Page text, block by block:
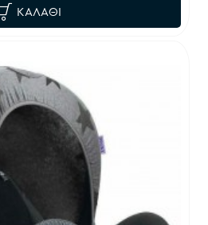
ΚΑΛΆΘΙ